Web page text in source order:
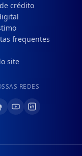
crédito
frequentes
site
REDES